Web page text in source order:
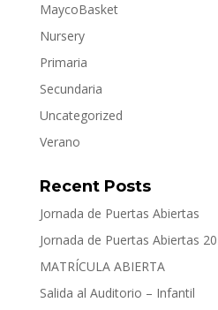
MaycoBasket
Nursery
Primaria
Secundaria
Uncategorized
Verano
Recent Posts
Jornada de Puertas Abiertas
Jornada de Puertas Abiertas
MATRÍCULA ABIERTA
Salida al Auditorio – Infantil